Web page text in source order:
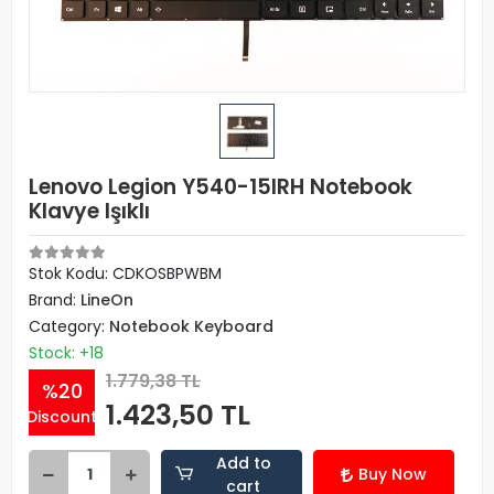
Lenovo Legion Y540-15IRH Notebook
Klavye Işıklı
Stok Kodu: CDKOSBPWBM
Brand: LineOn
Category: Notebook Keyboard
Stock: +18
%20
Discount
1.779,38 TL
1.423,50 TL
Add to
cart
Buy Now